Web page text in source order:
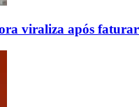
viraliza após